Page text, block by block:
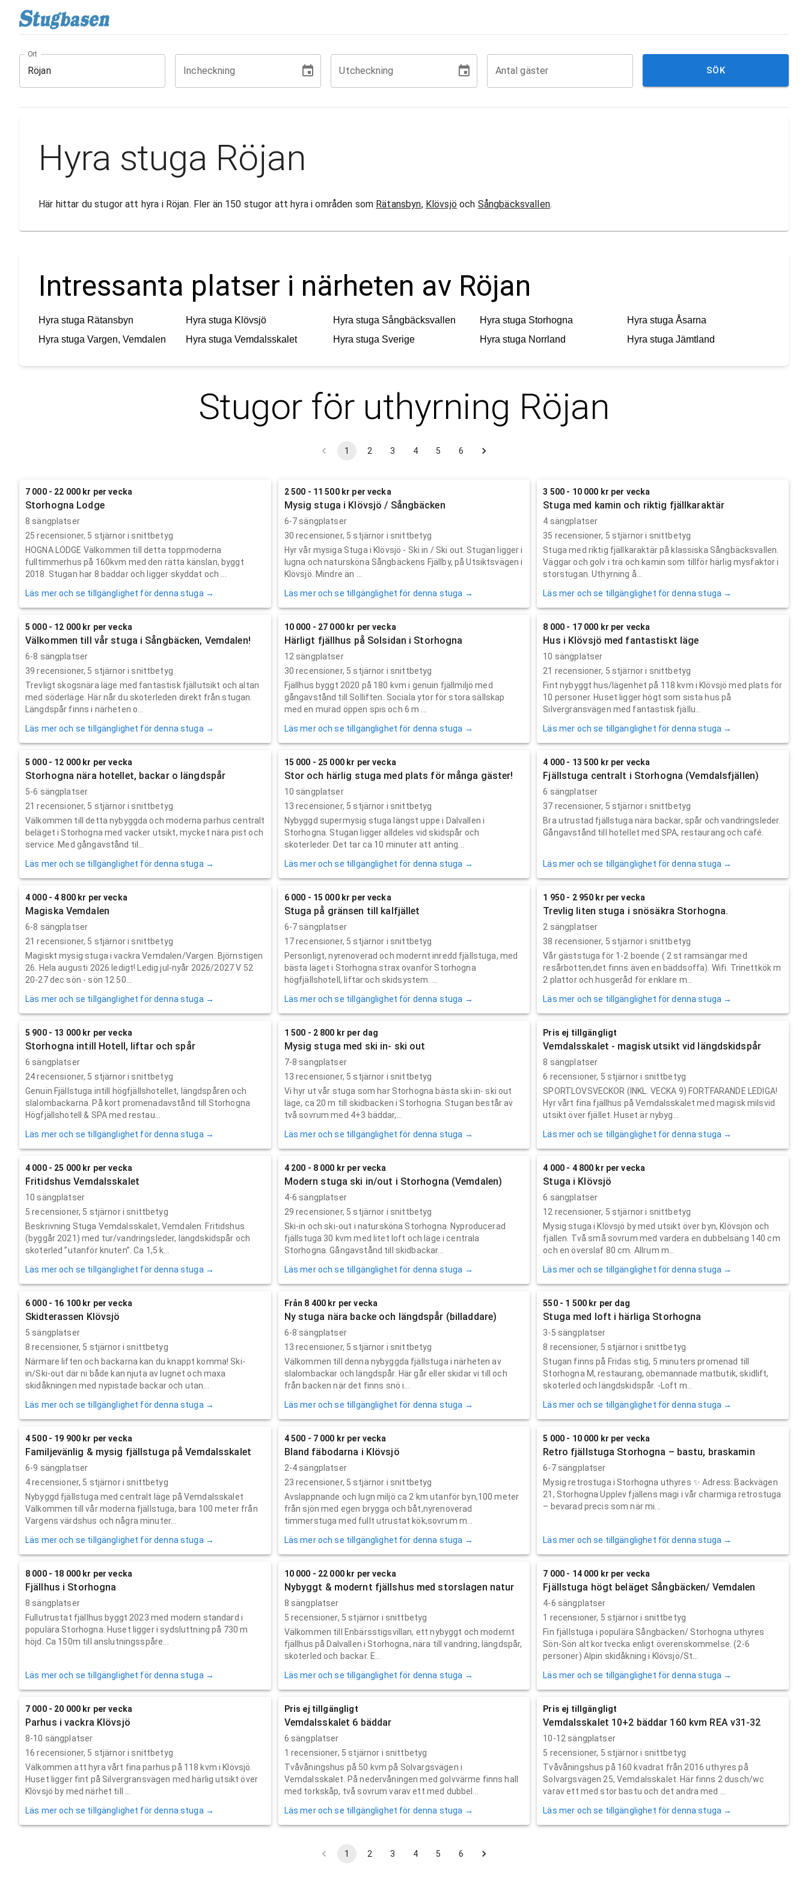
Ort
Incheckning Utcheckning Antal gäster SÖK
Hyra stuga Röjan
Här hittar du stugor att hyra i Röjan. Fler än 150 stugor att hyra i områden som Rätansbyn, Klövsjö och Sångbäcksvallen.
Intressanta platser i närheten av Röjan
Hyra stuga Rätansbyn Hyra stuga Klövsjö Hyra stuga Sångbäcksvallen Hyra stuga Storhogna Hyra stuga Åsarna
Hyra stuga Vargen, Vemdalen Hyra stuga Vemdalsskalet Hyra stuga Sverige Hyra stuga Norrland Hyra stuga Jämtland
Stugor för uthyrning Röjan
1 2 3 4 5 6
7 000 - 22 000 kr per vecka
Storhogna Lodge
8 sängplatser
25 recensioner, 5 stjärnor i snittbetyg
HOGNA LODGE Välkommen till detta toppmoderna
fulltimmerhus på 160kvm med den rätta känslan, byggt
2018. Stugan har 8 bäddar och ligger skyddat och ...
Läs mer och se tillgänglighet för denna stuga →
2 500 - 11 500 kr per vecka
Mysig stuga i Klövsjö / Sångbäcken
6-7 sängplatser
30 recensioner, 5 stjärnor i snittbetyg
Hyr vår mysiga Stuga i Klövsjö - Ski in / Ski out. Stugan ligger i
lugna och natursköna Sångbäckens Fjällby, på Utsiktsvägen i
Klövsjö. Mindre än ...
Läs mer och se tillgänglighet för denna stuga →
3 500 - 10 000 kr per vecka
Stuga med kamin och riktig fjällkaraktär
4 sängplatser
35 recensioner, 5 stjärnor i snittbetyg
Stuga med riktig fjällkaraktär på klassiska Sångbäcksvallen.
Väggar och golv i trä och kamin som tillför härlig mysfaktor i
storstugan. Uthyrning å...
Läs mer och se tillgänglighet för denna stuga →
5 000 - 12 000 kr per vecka
Välkommen till vår stuga i Sångbäcken, Vemdalen!
6-8 sängplatser
39 recensioner, 5 stjärnor i snittbetyg
Trevligt skogsnära läge med fantastisk fjällutsikt och altan
med söderläge. Här når du skoterleden direkt från stugan.
Längdspår finns i närheten o...
Läs mer och se tillgänglighet för denna stuga →
10 000 - 27 000 kr per vecka
Härligt fjällhus på Solsidan i Storhogna
12 sängplatser
30 recensioner, 5 stjärnor i snittbetyg
Fjällhus byggt 2020 på 180 kvm i genuin fjällmiljö med
gångavstånd till Solliften. Sociala ytor för stora sällskap
med en murad öppen spis och 6 m ...
Läs mer och se tillgänglighet för denna stuga →
8 000 - 17 000 kr per vecka
Hus i Klövsjö med fantastiskt läge
10 sängplatser
21 recensioner, 5 stjärnor i snittbetyg
Fint nybyggt hus/lägenhet på 118 kvm i Klövsjö med plats för
10 personer. Huset ligger högt som sista hus på
Silvergransvägen med fantastisk fjällu...
Läs mer och se tillgänglighet för denna stuga →
5 000 - 12 000 kr per vecka
Storhogna nära hotellet, backar o längdspår
5-6 sängplatser
21 recensioner, 5 stjärnor i snittbetyg
Välkommen till detta nybyggda och moderna parhus centralt
beläget i Storhogna med vacker utsikt, mycket nära pist och
service. Med gångavstånd til...
Läs mer och se tillgänglighet för denna stuga →
15 000 - 25 000 kr per vecka
Stor och härlig stuga med plats för många gäster!
10 sängplatser
13 recensioner, 5 stjärnor i snittbetyg
Nybyggd supermysig stuga längst uppe i Dalvallen i
Storhogna. Stugan ligger alldeles vid skidspår och
skoterleder. Det tar ca 10 minuter att anting...
Läs mer och se tillgänglighet för denna stuga →
4 000 - 13 500 kr per vecka
Fjällstuga centralt i Storhogna (Vemdalsfjällen)
6 sängplatser
37 recensioner, 5 stjärnor i snittbetyg
Bra utrustad fjällstuga nära backar, spår och vandringsleder.
Gångavstånd till hotellet med SPA, restaurang och café.
Läs mer och se tillgänglighet för denna stuga →
4 000 - 4 800 kr per vecka
Magiska Vemdalen
6-8 sängplatser
21 recensioner, 5 stjärnor i snittbetyg
Magiskt mysig stuga i vackra Vemdalen/Vargen. Björnstigen
26. Hela augusti 2026 ledigt! Ledig jul-nyår 2026/2027 V 52
20-27 dec sön - sön 12 50...
Läs mer och se tillgänglighet för denna stuga →
6 000 - 15 000 kr per vecka
Stuga på gränsen till kalfjället
6-7 sängplatser
17recensioner, 5 stjärnor i snittbetyg
Personligt, nyrenoverad och modernt inredd fjällstuga, med
bästa läget i Storhogna strax ovanför Storhogna
högfjällshotell, liftar och skidsystem. ...
Läs mer och se tillgänglighet för denna stuga →
1 950 - 2 950 kr per vecka
Trevlig liten stuga i snösäkra Storhogna.
2 sängplatser
38 recensioner, 5 stjärnor i snittbetyg
Vår gäststuga för 1-2 boende ( 2 st ramsängar med
resårbotten,det finns även en bäddsoffa). Wifi. Trinettkök m
2 plattor och husgeråd för enklare m...
Läs mer och se tillgänglighet för denna stuga →
5 900 - 13 000 kr per vecka
Storhogna intill Hotell, liftar och spår
6 sängplatser
24recensioner, 5 stjärnor i snittbetyg
Genuin Fjällstuga intill högfjällshotellet, längdspåren och
slalombackarna. På kort promenadavstånd till Storhogna
Högfjällshotell & SPA med restau...
Läs mer och se tillgänglighet för denna stuga →
1 500 - 2 800 kr per dag
Mysig stuga med ski in- ski out
7-8 sängplatser
13 recensioner, 5 stjärnor i snittbetyg
Vi hyr ut vår stuga som har Storhogna bästa ski in- ski out
läge, ca 20 m till skidbacken i Storhogna. Stugan består av
två sovrum med 4+3 bäddar,...
Läs mer och se tillgänglighet för denna stuga →
Pris ej tillgängligt
Vemdalsskalet - magisk utsikt vid längdskidspår
8 sängplatser
6 recensioner, 5 stjärnor i snittbetyg
SPORTLOVSVECKOR (INKL. VECKA 9) FORTFARANDE LEDIGA!
Hyr vårt fina fjällhus på Vemdalsskalet med magisk milsvid
utsikt över fjället. Huset är nybyg...
Läs mer och se tillgänglighet för denna stuga →
4 000 - 25 000 kr per vecka
Fritidshus Vemdalsskalet
10 sängplatser
5 recensioner, 5 stjärnor i snittbetyg
Beskrivning Stuga Vemdalsskalet, Vemdalen. Fritidshus
(byggår 2021) med tur/vandringsleder, längdskidspår och
skoterled ”utanför knuten”. Ca 1,5 k...
Läs mer och se tillgänglighet för denna stuga →
4 200 - 8 000 kr per vecka
Modern stuga ski in/out i Storhogna (Vemdalen)
4-6 sängplatser
29 recensioner, 5 stjärnor i snittbetyg
Ski-in och ski-out i natursköna Storhogna. Nyproducerad
fjällstuga 30 kvm med litet loft och läge i centrala
Storhogna. Gångavstånd till skidbackar...
Läs mer och se tillgänglighet för denna stuga →
4 000 - 4 800 kr per vecka
Stuga i Klövsjö
6 sängplatser
12 recensioner, 5 stjärnor i snittbetyg
Mysig stuga i Klövsjö by med utsikt över byn, Klövsjön och
fjällen. Två små sovrum med vardera en dubbelsäng 140 cm
och en överslaf 80 cm. Allrum m...
Läs mer och se tillgänglighet för denna stuga →
6 000 - 16 100 kr per vecka
Skidterassen Klövsjö
5 sängplatser
8 recensioner, 5 stjärnor i snittbetyg
Närmare liften och backarna kan du knappt komma! Ski-
in/Ski-out där ni både kan njuta av lugnet och maxa
skidåkningen med nypistade backar och utan...
Läs mer och se tillgänglighet för denna stuga →
Från 8 400 kr per vecka
Ny stuga nära backe och längdspår (billaddare)
6-8 sängplatser
13 recensioner, 5 stjärnor i snittbetyg
Välkommen till denna nybyggda fjällstuga i närheten av
slalombackar och längdspår. Här går eller skidar vi till och
från backen när det finns snö i...
Läs mer och se tillgänglighet för denna stuga →
550 - 1 500 kr per dag
Stuga med loft i härliga Storhogna
3-5 sängplatser
8 recensioner, 5 stjärnor i snittbetyg
Stugan finns på Fridas stig, 5 minuters promenad till
Storhogna M, restaurang, obemannade matbutik, skidlift,
skoterled och längdskidspår. -Loft m...
Läs mer och se tillgänglighet för denna stuga →
4 500 - 19 900 kr per vecka
Familjevänlig & mysig fjällstuga på Vemdalsskalet
6-9 sängplatser
4recensioner, 5 stjärnor i snittbetyg
Nybyggd fjällstuga med centralt läge på Vemdalsskalet
Välkommen till vår moderna fjällstuga, bara 100 meter från
Vargens värdshus och några minuter...
Läs mer och se tillgänglighet för denna stuga →
4 500 - 7 000 kr per vecka
Bland fäbodarna i Klövsjö
2-4 sängplatser
23 recensioner, 5 stjärnor i snittbetyg
Avslappnande och lugn miljö ca 2 km utanför byn,100 meter
från sjön med egen brygga och båt,nyrenoverad
timmerstuga med fullt utrustat kök,sovrum m...
Läs mer och se tillgänglighet för denna stuga →
5 000 - 10 000 kr per vecka
Retro fjällstuga Storhogna – bastu, braskamin
6-7 sängplatser
Mysig retrostuga i Storhogna uthyres ✨ Adress: Backvägen
21, Storhogna Upplev fjällens magi i vår charmiga retrostuga
– bevarad precis som när mi...
Läs mer och se tillgänglighet för denna stuga →
8 000 - 18 000 kr per vecka
Fjällhus i Storhogna
8 sängplatser
Fullutrustat fjällhus byggt 2023 med modern standard i
populära Storhogna. Huset ligger i sydsluttning på 730 m
höjd. Ca 150m till anslutningsspåre...
Läs mer och se tillgänglighet för denna stuga →
10 000 - 22 000 kr per vecka
Nybyggt & modernt fjällshus med storslagen natur
8 sängplatser
5 recensioner, 5 stjärnor i snittbetyg
Välkommen till Enbärsstigsvillan, ett nybyggt och modernt
fjällhus på Dalvallen i Storhogna, nära till vandring, längdspår,
skoterled och backar. E...
Läs mer och se tillgänglighet för denna stuga →
7 000 - 14 000 kr per vecka
Fjällstuga högt beläget Sångbäcken/ Vemdalen
4-6 sängplatser
1 recensioner, 5 stjärnor i snittbetyg
Fin fjällstuga i populära Sångbäcken/ Storhogna uthyres
Sön-Sön alt kortvecka enligt överenskommelse. (2-6
personer) Alpin skidåkning i Klövsjö/St...
Läs mer och se tillgänglighet för denna stuga →
7 000 - 20 000 kr per vecka
Parhus i vackra Klövsjö
8-10 sängplatser
16 recensioner, 5 stjärnor i snittbetyg
Välkommen att hyra vårt fina parhus på 118 kvm i Klövsjö.
Huset ligger fint på Silvergransvägen med härlig utsikt över
Klövsjö by med närhet till ...
Läs mer och se tillgänglighet för denna stuga →
Pris ej tillgängligt
Vemdalsskalet 6 bäddar
6 sängplatser
1 recensioner, 5 stjärnor i snittbetyg
Tvåvåningshus på 50 kvm på Solvargsvägen i
Vemdalsskalet. På nedervåningen med golvvärme finns hall
med torkskåp, två sovrum varav ett med dubbel...
Läs mer och se tillgänglighet för denna stuga →
Pris ej tillgängligt
Vemdalsskalet 10+2 bäddar 160 kvm REA v31-32
10-12 sängplatser
5 recensioner, 5 stjärnor i snittbetyg
Tvåvåningshus på 160 kvadrat från 2016 uthyres på
Solvargsvägen 25, Vemdalsskalet. Här finns 2 dusch/wc
varav ett med stor bastu och det andra med ...
Läs mer och se tillgänglighet för denna stuga →
1 2 3 4 5 6